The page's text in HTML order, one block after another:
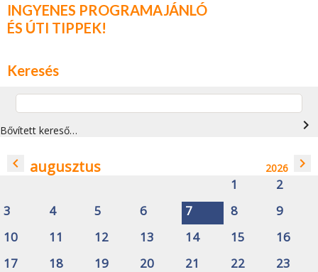
INGYENES PROGRAMAJÁNLÓ
ÉS ÚTI TIPPEK!
Keresés
Bővített kereső… navigate_next
navigate_before augusztus 2026 navigate_next
1
2
3
4 5 6 7 8
9
10
11 12 13 14 15
16
17
18 19 20 21 22
23